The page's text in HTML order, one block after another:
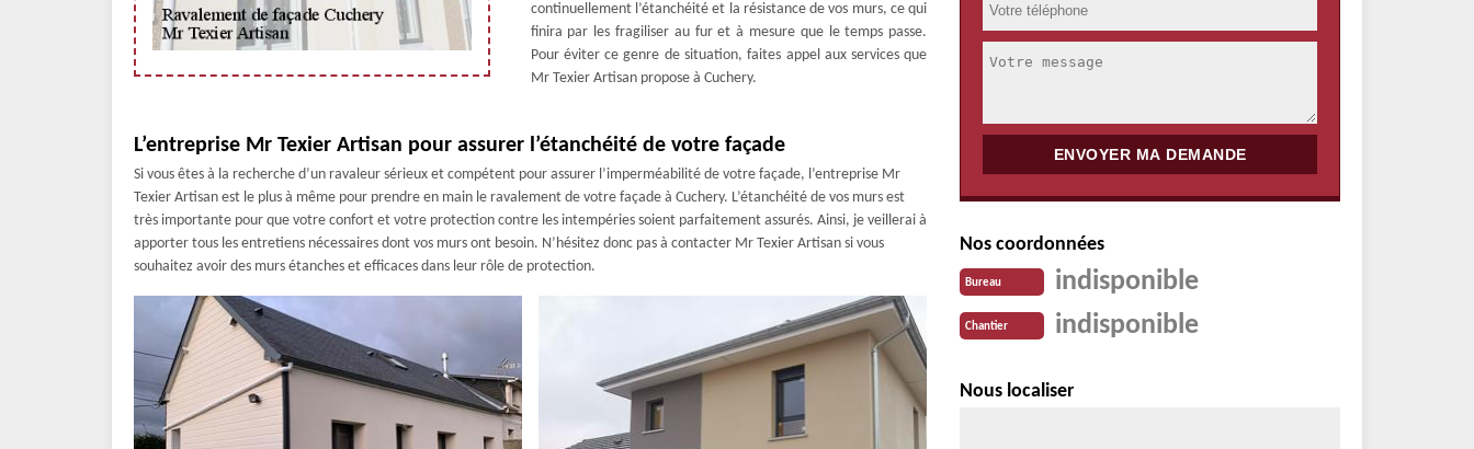
continuellement l’étanchéité et la résistance de vos murs, ce qui
finira par les fragiliser au fur et à mesure que le temps passe.
Pour éviter ce genre de situation, faites appel aux services que
Mr Texier Artisan propose à Cuchery.
L’entreprise Mr Texier Artisan pour assurer l’étanchéité de votre façade
Si vous êtes à la recherche d’un ravaleur sérieux et compétent pour assurer l’imperméabilité de votre façade, l’entreprise Mr
Texier Artisan est le plus à même pour prendre en main le ravalement de votre façade à Cuchery. L’étanchéité de vos murs est
très importante pour que votre confort et votre protection contre les intempéries soient parfaitement assurés. Ainsi, je veillerai à
apporter tous les entretiens nécessaires dont vos murs ont besoin. N’hésitez donc pas à contacter Mr Texier Artisan si vous
souhaitez avoir des murs étanches et efficaces dans leur rôle de protection.
Nos coordonnées
Bureau indisponible
Chantier indisponible
Nous localiser